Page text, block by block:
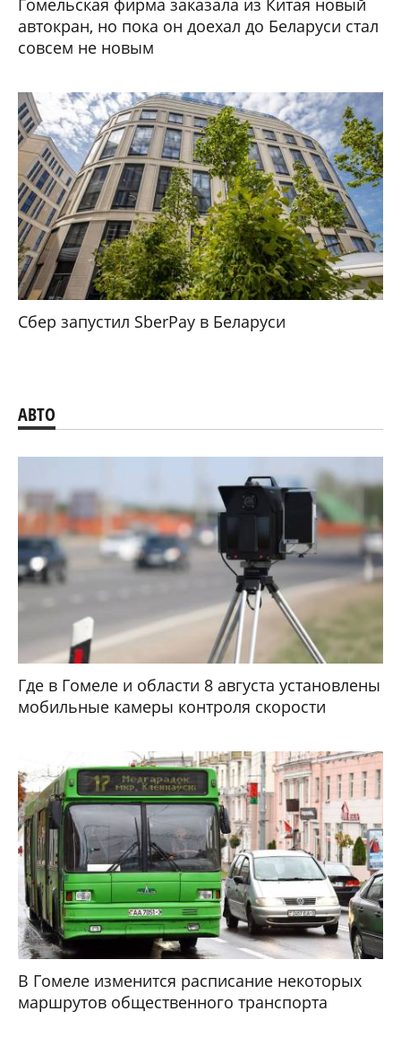
автокран, но пока он доехал до Беларуси стал
совсем не новым
Сбер запустил SberPay в Беларуси
АВТО
Где в Гомеле и области 8 августа установлены
мобильные камеры контроля скорости
В Гомеле изменится расписание некоторых
маршрутов общественного транспорта